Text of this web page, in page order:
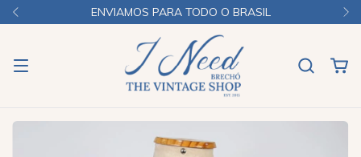
ENVIAMOS PARA TODO O BRASIL